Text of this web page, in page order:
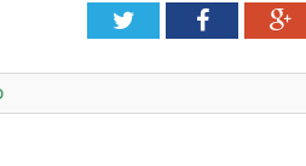
TwitterFacebook